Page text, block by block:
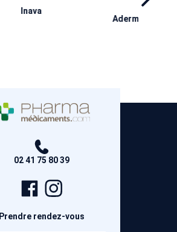
02 41 75 80 39
Page
Facebook
Prendre rendez-vous